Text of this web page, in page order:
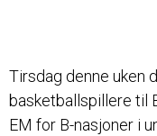
Tirsdag denne uken
basketballspillere til
EM for B-nasjoner i